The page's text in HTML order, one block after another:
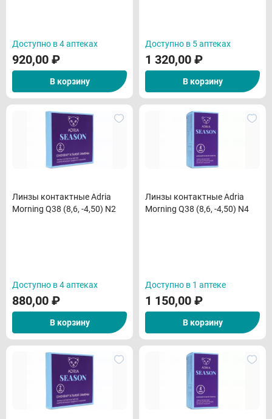
Доступно в 4 аптеках
920,00 ₽
В корзину
Доступно в 5 аптеках
1 320,00 ₽
В корзину
Линзы контактные Adria
Morning Q38 (8,6, -4,50) N2
Доступно в 4 аптеках
880,00 ₽
В корзину
Линзы контактные Adria
Morning Q38 (8,6, -4,50) N4
Доступно в 1 аптеке
1 150,00 ₽
В корзину